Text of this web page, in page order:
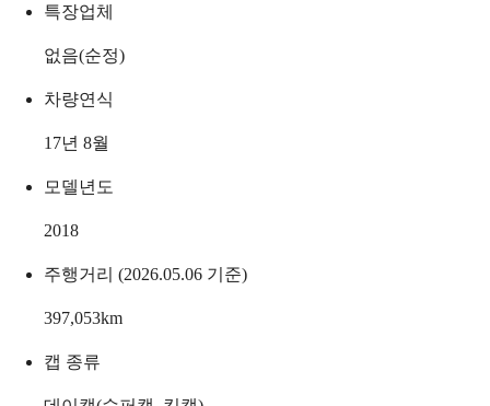
특장업체
없음(순정)
차량연식
17년 8월
모델년도
2018
주행거리 (2026.05.06 기준)
397,053km
캡 종류